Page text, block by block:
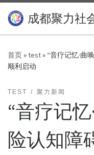
Skip to content
成都聚力社
首页»test» “音疗记忆·曲
顺利启动
TEST 聚力新闻
“音疗记
险认知障